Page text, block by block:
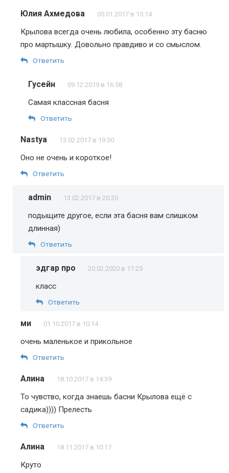
Юлия Ахмедова 05.01.2017 в 15:14
Крылова всегда очень любила, особенно эту басню
про мартышку. Довольно правдиво и со смыслом.
Ответить
Гусейн 09.12.2019 в 16:58
Самая классная басня
Ответить
Nastya 13.02.2017 в 19:30
Оно не очень и короткое!
Ответить
admin 13.02.2017 в 20:20
подыщите другое, если эта басня вам слишком
длинная)
Ответить
эдгар про 20.02.2020 в 17:25
класс
Ответить
ми 01.10.2017 в 10:14
очень маленькое и прикольное
Ответить
Алина 18.10.2017 в 14:39
То чувство, когда знаешь басни Крылова ещё с
садика)))) Прелесть
Ответить
Алина 18.11.2017 в 10:17
Круто